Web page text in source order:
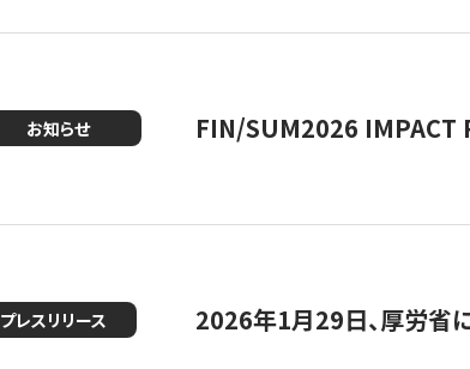
お知らせ FIN/SUM2026 IMPACT
プレスリリース 2026年1月29日、厚労省